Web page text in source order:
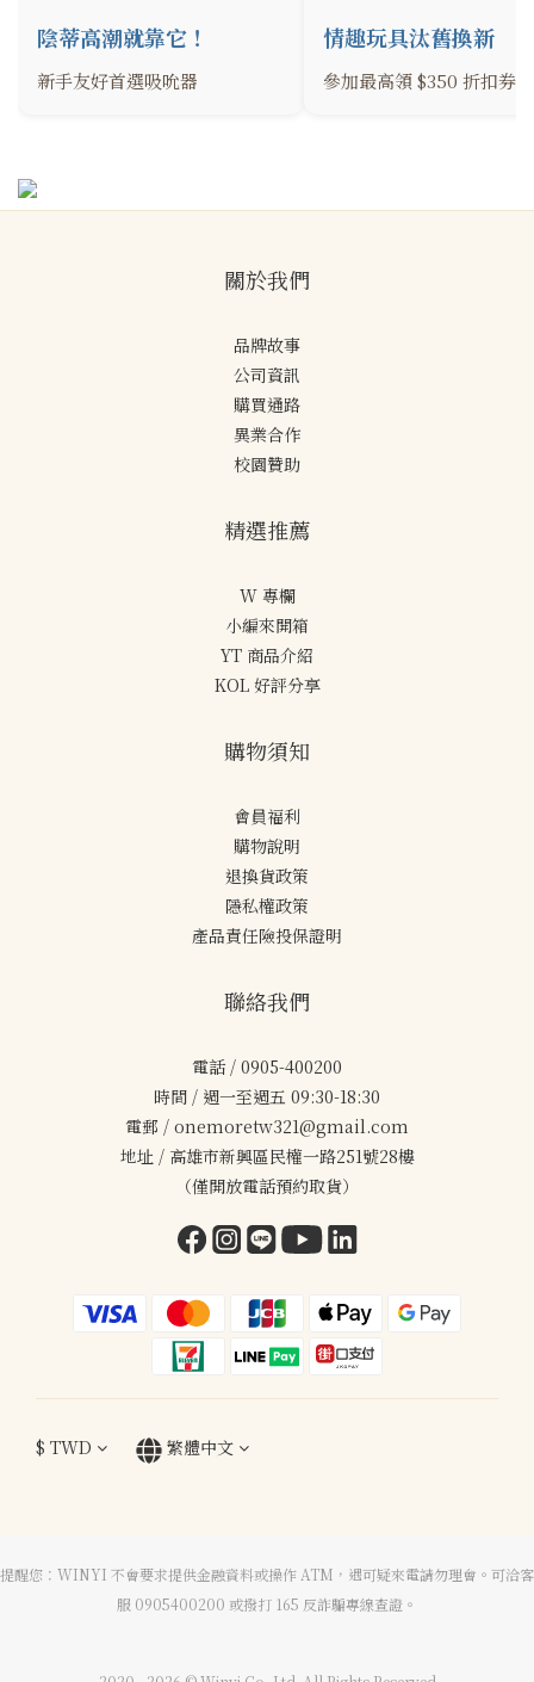
陰蒂高潮就靠它！
新手友好首選吸吮器
情趣玩具汰舊換新
參加最高領 $350 折扣券
關於我們
品牌故事
公司資訊
購買通路
異業合作
校園贊助
精選推薦
W 專欄
小編來開箱
YT 商品介紹
KOL 好評分享
購物須知
會員福利
購物說明
退換貨政策
隱私權政策
產品責任險投保證明
聯絡我們
電話 / 0905-400200
時間 / 週一至週五 09:30-18:30
電郵 / onemoretw321@gmail.com
地址 / 高雄市新興區民權一路251號28樓
（僅開放電話預約取貨）
$ TWD 繁體中文
提醒您：WINYI 不會要求提供金融資料或操作 ATM，遇可疑來電請勿理會。可洽客
服 0905400200 或撥打 165 反詐騙專線查證。